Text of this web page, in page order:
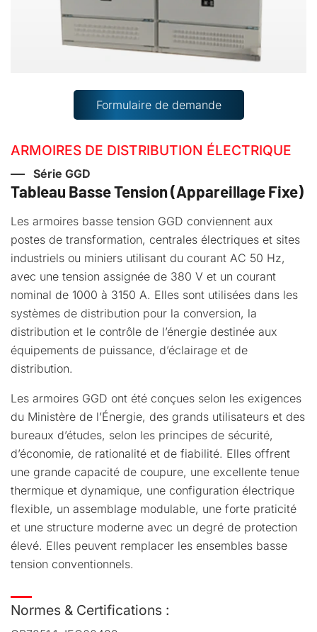
Formulaire de demande
ARMOIRES DE DISTRIBUTION ÉLECTRIQUE
Série GGD
Tableau Basse Tension (Appareillage Fixe)
Les armoires basse tension GGD conviennent aux
postes de transformation, centrales électriques et sites
industriels ou miniers utilisant du courant AC 50 Hz,
avec une tension assignée de 380 V et un courant
nominal de 1000 à 3150 A. Elles sont utilisées dans les
systèmes de distribution pour la conversion, la
distribution et le contrôle de l’énergie destinée aux
équipements de puissance, d’éclairage et de
distribution.
Les armoires GGD ont été conçues selon les exigences
du Ministère de l’Énergie, des grands utilisateurs et des
bureaux d’études, selon les principes de sécurité,
d’économie, de rationalité et de fiabilité. Elles offrent
une grande capacité de coupure, une excellente tenue
thermique et dynamique, une configuration électrique
flexible, un assemblage modulable, une forte praticité
et une structure moderne avec un degré de protection
élevé. Elles peuvent remplacer les ensembles basse
tension conventionnels.
Normes & Certifications :